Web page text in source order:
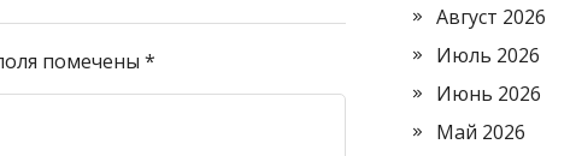
помечены *
Август 2026
Июль 2026
Июнь 2026
Май 2026